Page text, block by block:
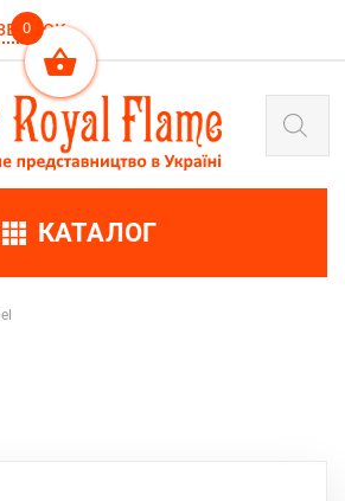
Поиск
товаров
КАТАЛОГ
0